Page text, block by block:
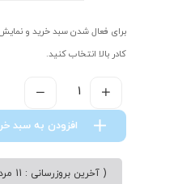
برای فعال شدن سبد خرید و
کادر بالا انتخاب کنید.
افزودن به سبد
( آخرین بروزرسانی : 11 مرداد, 1405 )